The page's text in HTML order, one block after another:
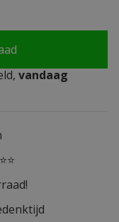
vandaag